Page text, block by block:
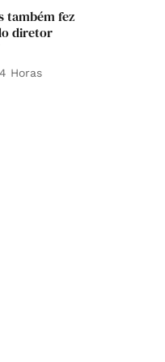
também fez
diretor
4 Horas